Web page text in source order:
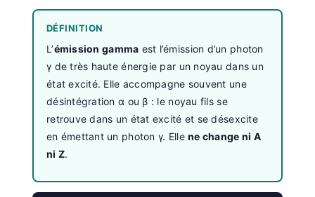
DÉFINITION
L’émission gamma est l’émission d’un photon
γ de très haute énergie par un noyau dans un
état excité. Elle accompagne souvent une
désintégration α ou β : le noyau fils se
retrouve dans un état excité et se désexcite
en émettant un photon γ. Ellene change ni A
ni Z.